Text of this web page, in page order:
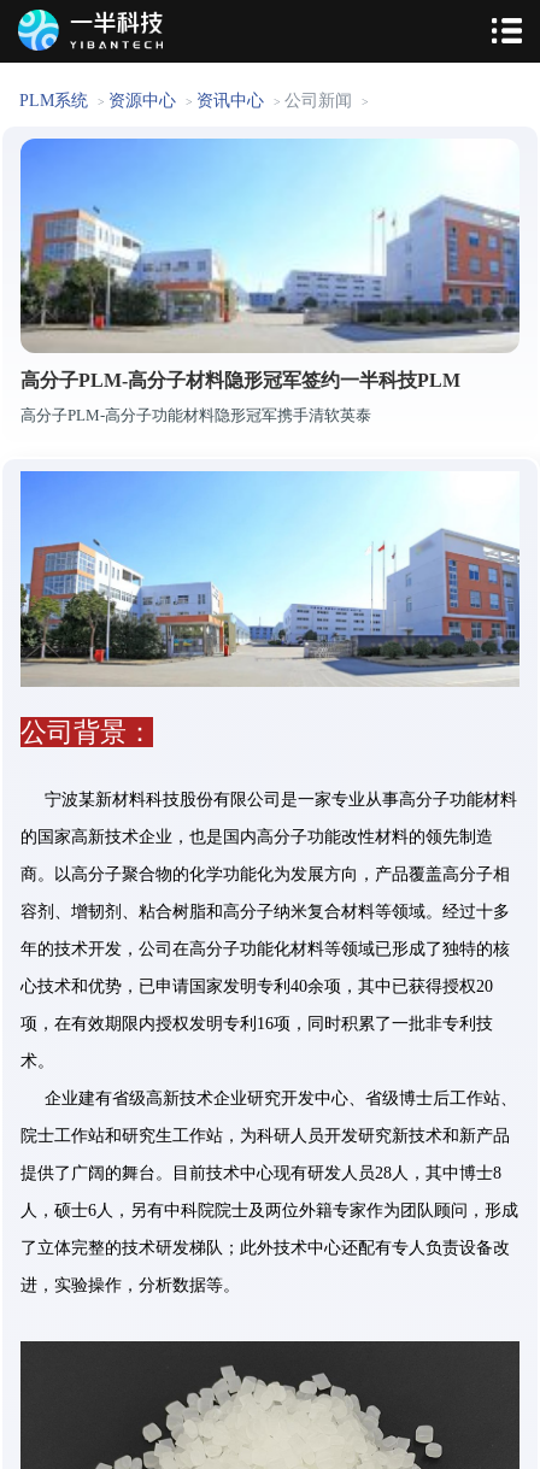
PLM系统 > 资源中心 > 资讯中心 > 公司新闻 >
高分子PLM-高分子材料隐形冠军签约一半科技PLM
高分子PLM-高分子功能材料隐形冠军携手清软英泰
公司背景：
宁波某新材料科技股份有限公司是一家专业从事高分子功能材料
的国家高新技术企业，也是国内高分子功能改性材料的领先制造
商。以高分子聚合物的化学功能化为发展方向，产品覆盖高分子相
容剂、增韧剂、粘合树脂和高分子纳米复合材料等领域。经过十多
年的技术开发，公司在高分子功能化材料等领域已形成了独特的核
心技术和优势，已申请国家发明专利40余项，其中已获得授权20
项，在有效期限内授权发明专利16项，同时积累了一批非专利技
术。
企业建有省级高新技术企业研究开发中心、省级博士后工作站、
院士工作站和研究生工作站，为科研人员开发研究新技术和新产品
提供了广阔的舞台。目前技术中心现有研发人员28人，其中博士8
人，硕士6人，另有中科院院士及两位外籍专家作为团队顾问，形成
了立体完整的技术研发梯队；此外技术中心还配有专人负责设备改
进，实验操作，分析数据等。